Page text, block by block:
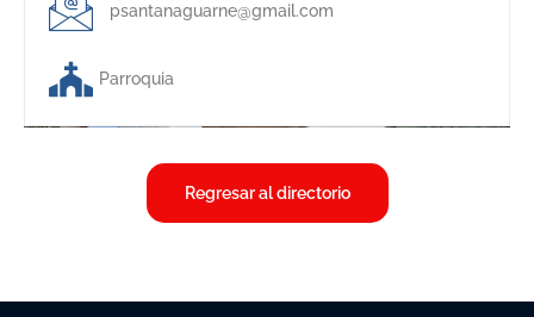
psantanaguarne@gmail.com
Parroquia
Regresar al directorio